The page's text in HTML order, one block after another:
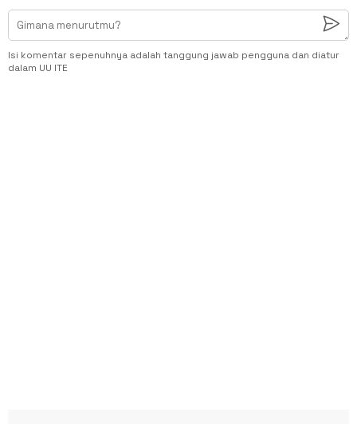
Isi komentar sepenuhnya adalah tanggung jawab pengguna dan diatur
dalam UU ITE